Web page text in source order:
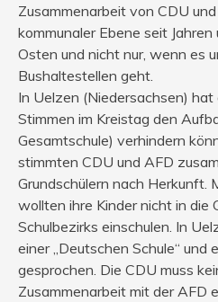
Zusammenarbeit von CDU
kommunaler Ebene seit
Osten und nicht nur, wenn es
Bushaltestellen geht.
In Uelzen (Niedersachsen)
Stimmen im Kreistag den
Gesamtschule) verhindern
stimmten CDU und AFD
Grundschülern nach Herkunft.
wollten ihre Kinder nicht in die
Schulbezirks einschulen. In
einer „Deutschen Schule“ und
gesprochen. Die CDU muss
Zusammenarbeit mit der AFD